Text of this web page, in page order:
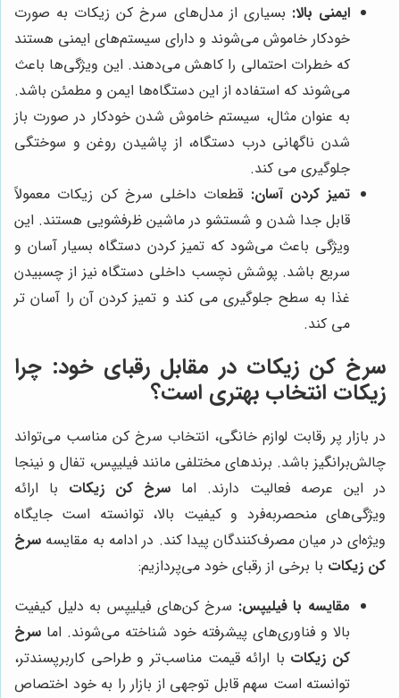
ایمنی بالا: بسیاری از مدل‌های سرخ کن زیکات به صورت
خودکار خاموش می‌شوند و دارای سیستم‌های ایمنی هستند
که خطرات احتمالی را کاهش می‌دهند. این ویژگی‌ها باعث
می‌شوند که استفاده از این دستگاه‌ها ایمن و مطمئن باشد.
به عنوان مثال، سیستم خاموش شدن خودکار در صورت باز
شدن ناگهانی درب دستگاه، از پاشیدن روغن و سوختگی
جلوگیری می کند.
تمیز کردن آسان: قطعات داخلی سرخ کن زیکات معمولاً
قابل جدا شدن و شستشو در ماشین ظرفشویی هستند. این
ویژگی باعث می‌شود که تمیز کردن دستگاه بسیار آسان و
سریع باشد. پوشش نچسب داخلی دستگاه نیز از چسبیدن
غذا به سطح جلوگیری می کند و تمیز کردن آن را آسان تر
می کند.
سرخ کن زیکات در مقابل رقبای خود: چرا
زیکات انتخاب بهتری است؟
در بازار پر رقابت لوازم خانگی، انتخاب سرخ کن مناسب می‌تواند
چالش‌برانگیز باشد. برندهای مختلفی مانند فیلیپس، تفال و نینجا
در این عرصه فعالیت دارند. اما سرخ کن زیکات با ارائه
ویژگی‌های منحصربه‌فرد و کیفیت بالا، توانسته است جایگاه
ویژه‌ای در میان مصرف‌کنندگان پیدا کند. در ادامه به مقایسه سرخ
کن زیکات با برخی از رقبای خود می‌پردازیم:
مقایسه با فیلیپس: سرخ کن‌های فیلیپس به دلیل کیفیت
بالا و فناوری‌های پیشرفته خود شناخته می‌شوند. اما سرخ
کن زیکات با ارائه قیمت مناسب‌تر و طراحی کاربرپسندتر،
توانسته است سهم قابل توجهی از بازار را به خود اختصاص